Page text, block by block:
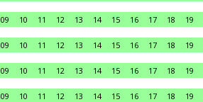
09 10 11 12 13 14 15 16 17 18 19
09 10 11 12 13 14 15 16 17 18 19
09 10 11 12 13 14 15 16 17 18 19
09 10 11 12 13 14 15 16 17 18 19